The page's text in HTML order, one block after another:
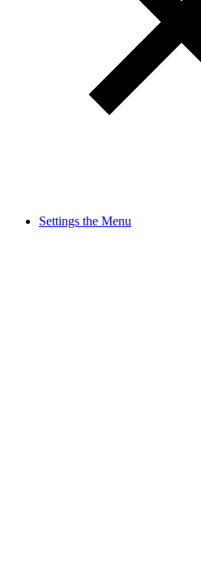
Settings the Menu